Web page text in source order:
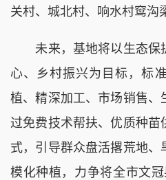
关村、城北村、响水村窎沟
未来，基地将以生态保
心、乡村振兴为目标，标
植、精深加工、市场销售、
过免费技术帮扶、优质种
式，引导群众盘活撂荒地
模化种植，力争将全市文